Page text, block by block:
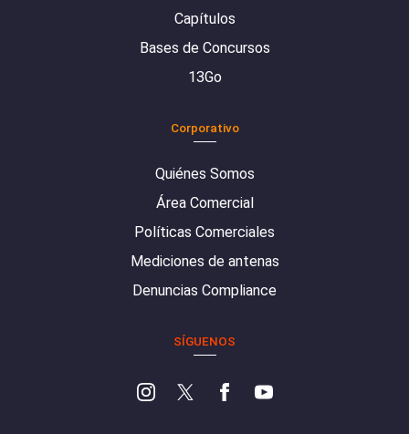
Capítulos
Bases de Concursos
13Go
Corporativo
Quiénes Somos
Área Comercial
Políticas Comerciales
Mediciones de antenas
Denuncias Compliance
SÍGUENOS